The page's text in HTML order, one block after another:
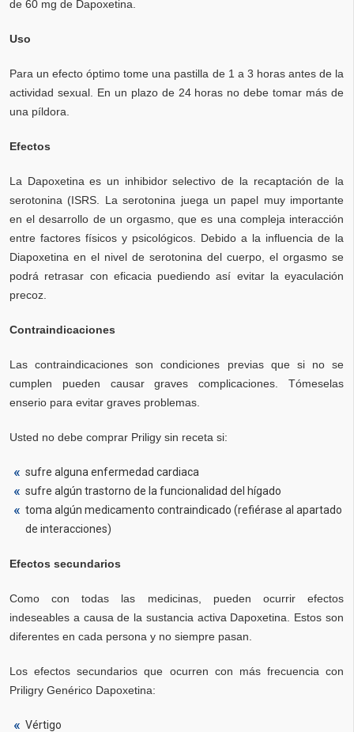
de 60 mg de Dapoxetina.
Uso
Para un efecto óptimo tome una pastilla de 1 a 3 horas antes de la
actividad sexual. En un plazo de 24 horas no debe tomar más de
una píldora.
Efectos
La Dapoxetina es un inhibidor selectivo de la recaptación de la
serotonina (ISRS. La serotonina juega un papel muy importante
en el desarrollo de un orgasmo, que es una compleja interacción
entre factores físicos y psicológicos. Debido a la influencia de la
Diapoxetina en el nivel de serotonina del cuerpo, el orgasmo se
podrá retrasar con eficacia puediendo así evitar la eyaculación
precoz.
Contraindicaciones
Las contraindicaciones son condiciones previas que si no se
cumplen pueden causar graves complicaciones. Tómeselas
enserio para evitar graves problemas.
Usted no debe comprar Priligy sin receta si:
sufre alguna enfermedad cardiaca
sufre algún trastorno de la funcionalidad del hígado
toma algún medicamento contraindicado (refiérase al apartado
de interacciones)
Efectos secundarios
Como con todas las medicinas, pueden ocurrir efectos
indeseables a causa de la sustancia activa Dapoxetina. Estos son
diferentes en cada persona y no siempre pasan.
Los efectos secundarios que ocurren con más frecuencia con
Priligry Genérico Dapoxetina:
Vértigo